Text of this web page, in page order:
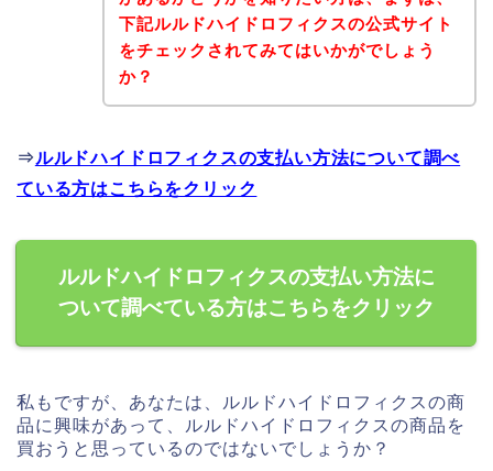
下記ルルドハイドロフィクスの公式サイト
をチェックされてみてはいかがでしょう
か？
⇒ルルドハイドロフィクスの支払い方法について調べ
ている方はこちらをクリック
ルルドハイドロフィクスの支払い方法に
ついて調べている方はこちらをクリック
私もですが、あなたは、ルルドハイドロフィクスの商
品に興味があって、ルルドハイドロフィクスの商品を
買おうと思っているのではないでしょうか？